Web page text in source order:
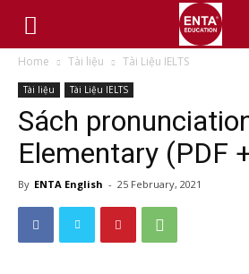
Home Tài liệu Tài Liệu IELTS
Tài liệu Tài Liệu IELTS
Sách
Elementary (PDF
By ENTA English - 25 February, 2021